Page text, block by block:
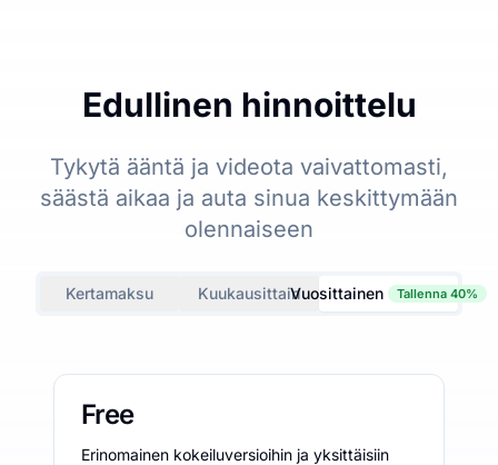
Edullinen hinnoittelu
Tykytä ääntä ja videota vaivattomasti,
säästä aikaa ja auta sinua keskittymään
olennaiseen
Kertamaksu KuukausittainVuosittainen Tallenna 40%
Free
Erinomainen kokeiluversioihin ja yksittäisiin